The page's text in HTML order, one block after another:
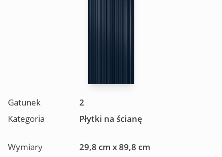
Gatunek
2
Kategoria
Płytki na ścianę
Wymiary
29,8 cm x 89,8 cm